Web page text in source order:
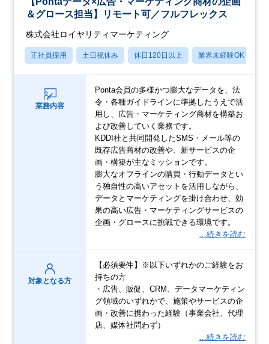
＆グロース担当】リモート可／フルフレックス
株式会社ロイヤリティマーケティング
正社員採用 土日祝休み 休日120日以上 業界未経験OK
業務内容
Ponta会員の多様かつ膨大なデータを、法
令・各種ガイドラインに準拠したうえで活
用し、広告・マーケティング商材を構築お
よび改善していく業務です。
KDDI社と共同開発したSMS・メール等の
既存広告商材の改善や、新サービスの企
画・構築が主なミッションです。
膨大なオフラインの購買・行動データとい
う独自性の高いアセットを活用しながら、
データとマーケティングを掛け合わせ、効
果の高い広告・マーケティングサービスの
企画・グロースに挑戦できる環境です。
…続きを読む
対象となる方
【必須要件】※以下いずれかのご経験をお
持ちの方
・広告、販促、CRM、データマーケティン
グ領域のいずれかで、施策やサービスの企
画・改善に携わった経験（事業会社、代理
店、媒体社問わず）
…続きを読む